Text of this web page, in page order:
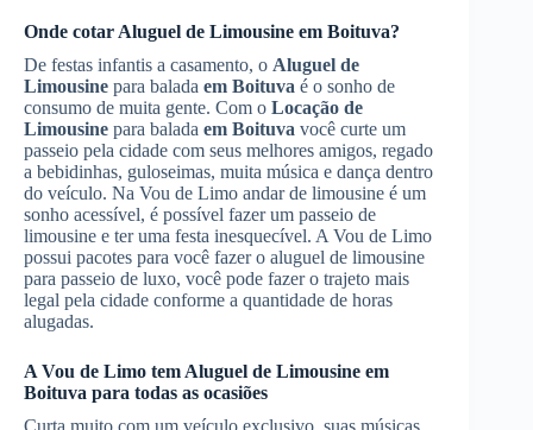
Onde cotar Aluguel de Limousine em Boituva?
De festas infantis a casamento, o Aluguel de
Limousine para balada em Boituva é o sonho de
consumo de muita gente. Com o Locação de
Limousine para balada em Boituva você curte um
passeio pela cidade com seus melhores amigos, regado
a bebidinhas, guloseimas, muita música e dança dentro
do veículo. Na Vou de Limo andar de limousine é um
sonho acessível, é possível fazer um passeio de
limousine e ter uma festa inesquecível. A Vou de Limo
possui pacotes para você fazer o aluguel de limousine
para passeio de luxo, você pode fazer o trajeto mais
legal pela cidade conforme a quantidade de horas
alugadas.
A Vou de Limo tem Aluguel de Limousine em
Boituva para todas as ocasiões
Curta muito com um veículo exclusivo, suas músicas